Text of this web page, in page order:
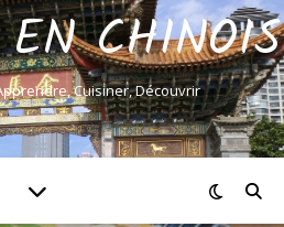
CHINOIS
Cuisiner, Découvrir